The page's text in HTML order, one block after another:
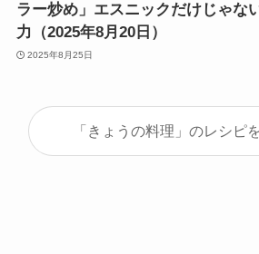
ラー炒め」エスニックだけじゃな
力（2025年8月20日）
2025年8月25日
「きょうの料理」のレシピ